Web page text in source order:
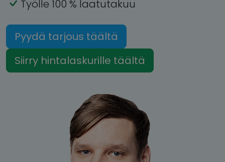
Työlle 100 % laatutakuu
Pyydä tarjous täältä
Siirry hintalaskurille täältä